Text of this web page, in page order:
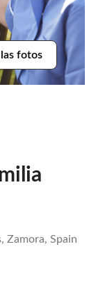
fotos
Zamora, Spain